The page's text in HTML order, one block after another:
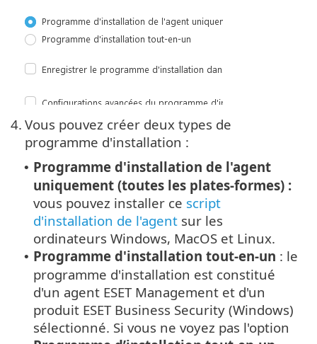
4. Vous pouvez créer deux types de
programme d'installation :
• Programme d'installation de l'agent
uniquement (toutes les plates-formes) :
vous pouvez installer ce script
d'installation de l'agent sur les
ordinateurs Windows, MacOS et Linux.
• Programme d'installation tout-en-un : le
programme d'installation est constitué
d'un agent ESET Management et d'un
produit ESET Business Security (Windows)
sélectionné. Si vous ne voyez pas l'option